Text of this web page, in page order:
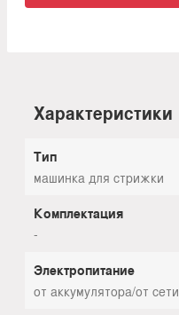
Характеристики
Тип
машинка для стрижки
Комплектация
-
Электропитание
от аккумулятора/от сети